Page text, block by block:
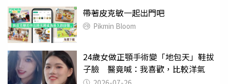
帶著皮克敏一起出門吧
Pikmin Bloom
24歲女做正顎手術變「地包天」鞋拔
子臉 醫竟喊：我喜歡，比較洋氣